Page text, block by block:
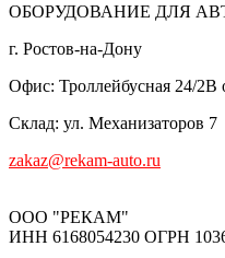
ОБОРУДОВАНИЕ ДЛЯ
г. Ростов-на-Дону
Офис: Троллейбусная 24/2В
Склад: ул. Механизаторов 7
zakaz@rekam-auto.ru
ООО "РЕКАМ"
ИНН 6168054230 ОГРН